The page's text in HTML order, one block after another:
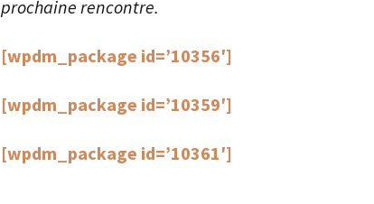
prochaine rencontre.
[wpdm_package id=’10356′]
[wpdm_package id=’10359′]
[wpdm_package id=’10361′]